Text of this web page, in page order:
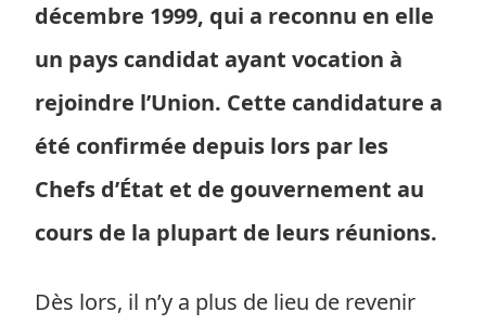
décembre 1999, qui a reconnu en elle
un pays candidat ayant vocation à
rejoindre l’Union. Cette candidature a
été confirmée depuis lors par les
Chefs d’État et de gouvernement au
cours de la plupart de leurs réunions.
Dès lors, il n’y a plus de lieu de revenir